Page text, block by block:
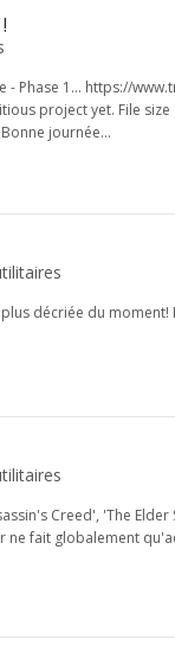
- Phase 1... https://
project yet. File
journée...
décriée du
Creed', 'The
ne fait globalement